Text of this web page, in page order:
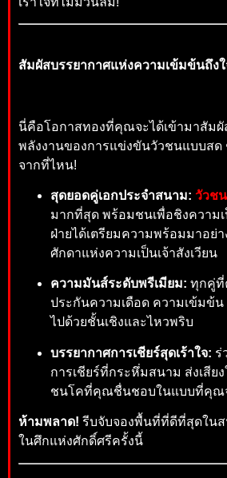
สัมผัสบรรยากาศแห่งความเข้มข้นถึงใ
นี่คือโอกาสทองที่คุณจะได้เข้ามาสัม
พลังงานของการแข่งขันวัวชนแบบสด
จากที่ไหน!
สุดยอดคู่เอกประจำสนาม: วัวชน
มากที่สุด พร้อมชนเพื่อชิงความเ
ฝ่ายได้เตรียมความพร้อมมาอย่า
ศักดาแห่งความเป็นเจ้าสังเวียน
ความมันส์ระดับพรีเมียม: ทุกคู่ที่
ประกันความเดือด ความเข้มข้น
ไปด้วยชั้นเชิงและไหวพริบ
บรรยากาศการเชียร์สุดเร้าใจ: ร่
การเชียร์ที่กระหึ่มสนาม ส่งเสีย
ชนโคที่คุณชื่นชอบในแบบที่คุณ
ห้ามพลาด! รีบจับจองพื้นที่ที่ดีที่สุดในส
ในศึกแห่งศักดิ์ศรีครั้งนี้